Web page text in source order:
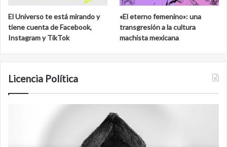
El Universo te está mirando y
tiene cuenta de Facebook,
Instagram y TikTok
«El eterno femenino»: una
transgresión a la cultura
machista mexicana
Licencia Política